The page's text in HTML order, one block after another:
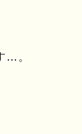
…。